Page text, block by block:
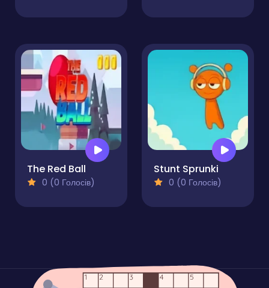
The Red Ball
0 (0 Голосів)
Stunt Sprunki
0 (0 Голосів)